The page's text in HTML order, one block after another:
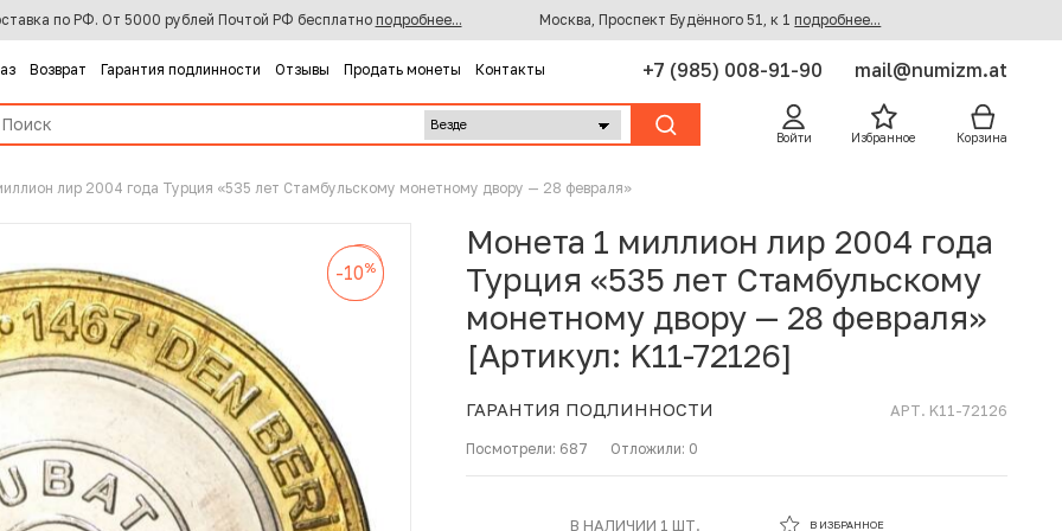
по РФ. От 5000 рублей Почтой РФ бесплатно подробнее... Москва, Проспект Будённого 51, к 1 подробнее...
Возврат Гарантия подлинности Отзывы Продать монеты Контакты +7 (985) 008-91-90 mail@numizm.at
Войти Избранное Корзина
лир 2004 года Турция «535 лет Стамбульскому монетному двору — 28 февраля»
-10%
-10%
-10%
Монета 1 миллион лир 2004 года
Турция «535 лет Стамбульскому
монетному двору — 28 февраля»
[Артикул: K11-72126]
ГАРАНТИЯ ПОДЛИННОСТИ АРТ. K11-72126
Посмотрели: 687 Отложили: 0
В НАЛИЧИИ 1 ШТ.
В ИЗБРАННОЕ